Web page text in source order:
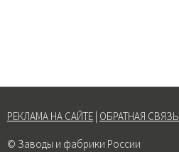
РЕКЛАМА НА САЙТЕ ОБРАТНАЯ СВЯЗЬ
© Заводы и фабрики России